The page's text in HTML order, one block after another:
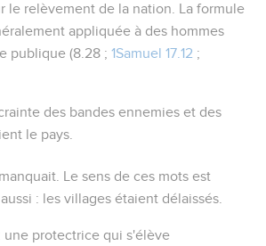
le relèvement de la nation. La formule
appliquée à des hommes
publique (8.28 ; 1Samuel 17.12 ;
des bandes ennemies et des
le pays.
. Le sens de ces mots est
: les villages étaient délaissés
une protectrice qui s'élève